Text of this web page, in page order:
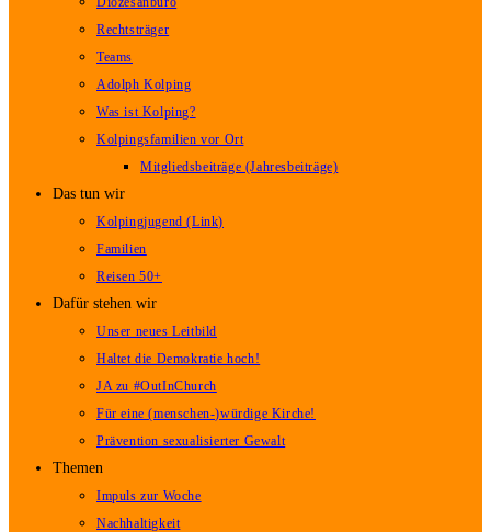
Rechtsträger
Teams
Adolph Kolping
Was ist Kolping?
Kolpingsfamilien vor Ort
Mitgliedsbeiträge (Jahresbeiträge)
Das tun wir
Kolpingjugend (Link)
Familien
Reisen 50+
Dafür stehen wir
Unser neues Leitbild
Haltet die Demokratie hoch!
JA zu #OutInChurch
Für eine (menschen-)würdige Kirche!
Prävention sexualisierter Gewalt
Themen
Impuls zur Woche
Nachhaltigkeit